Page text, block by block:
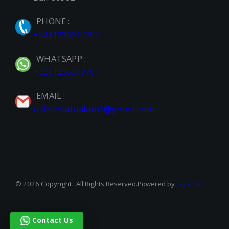
Contact Us
PHONE :
+6281236317797
WHATSAPP :
+6281236317797
EMAIL :
ukiranbatualam2@gmail.com
© 2026 Copyright . All Rights Reserved.Powered bytayatha